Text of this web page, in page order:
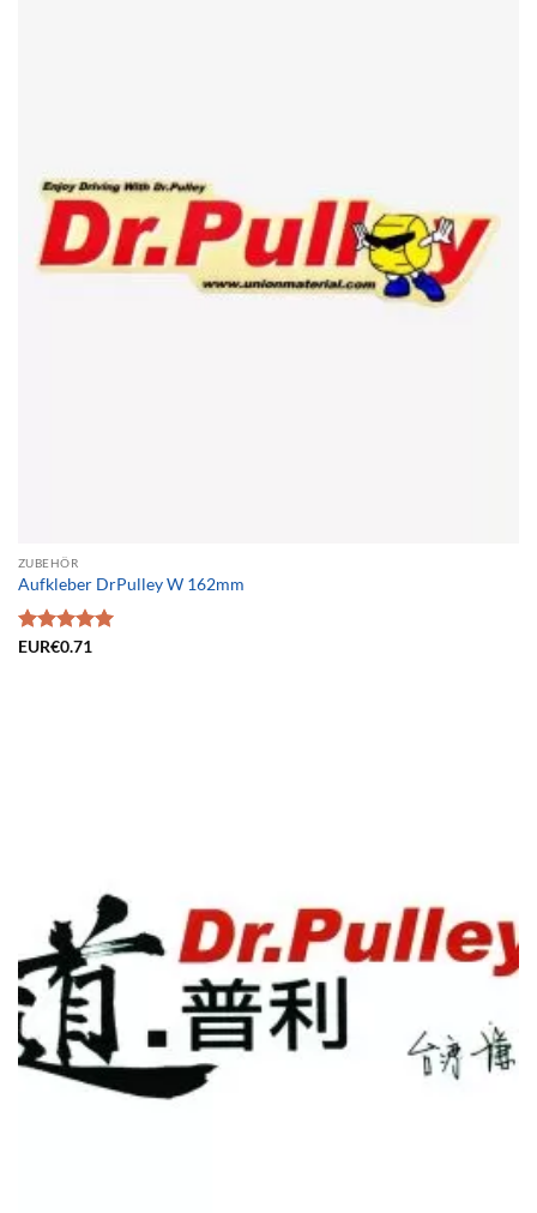
ZUBEHÖR
Aufkleber DrPulley W 162mm
Bewertet
EUR€0.71